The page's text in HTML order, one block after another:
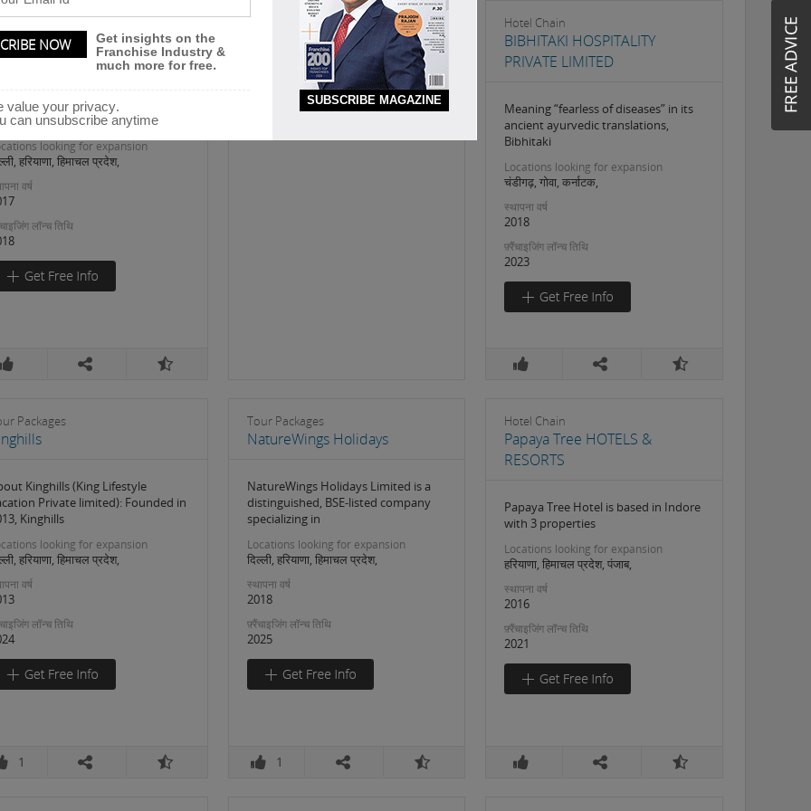
Travel Services
INDIA PVT LTD
platform, and is a
looking for expansion
हरियाणा, हिमाचल प्रदेश,
वर्ष
लॉन्च तिथि
Hotel Chain
BIBHITAKI HOSPITALITY
PRIVATE LIMITED
Meaning “fearless of diseases” in its
ancient ayurvedic translations,
Bibhitaki
Locations looking for expansion
चंडीगढ़, गोवा, कर्नाटक,
स्थापना वर्ष
2018
फ़्रैंचाइजिंग लॉन्च तिथि
2023
Packages
Kinghills (King Lifestyle
Private limited): Founded in
Kinghills
looking for expansion
हरियाणा, हिमाचल प्रदेश,
वर्ष
लॉन्च तिथि
1
Tour Packages
NatureWings Holidays
NatureWings Holidays Limited is a
distinguished, BSE-listed company
specializing in
Locations looking for expansion
दिल्ली, हरियाणा, हिमाचल प्रदेश,
स्थापना वर्ष
2018
फ़्रैंचाइजिंग लॉन्च तिथि
2025
1
Hotel Chain
Papaya Tree HOTELS &
RESORTS
Papaya Tree Hotel is based in Indore
with 3 properties
Locations looking for expansion
हरियाणा, हिमाचल प्रदेश, पंजाब,
स्थापना वर्ष
2016
फ़्रैंचाइजिंग लॉन्च तिथि
2021
Get insights on the
Franchise Industry &
much more for free.
value your privacy.
can unsubscribe anytime
SUBSCRIBE MAGAZINE